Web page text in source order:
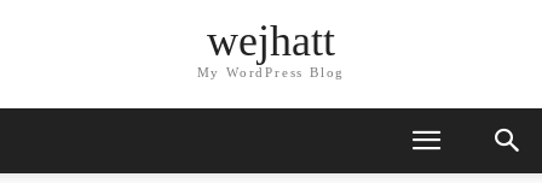
wejhatt
My WordPress Blog